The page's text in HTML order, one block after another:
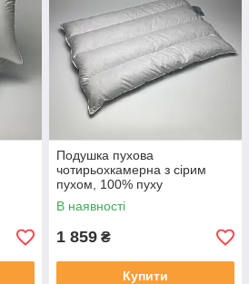
Подушка пухова
чотирьохкамерна з сірим
пухом, 100% пуху
В наявності
1 859 ₴
Купити